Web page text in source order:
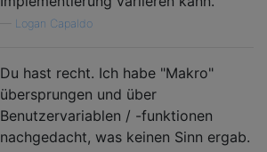
Logan Capaldo
Du hast recht. Ich habe "Makro"
übersprungen und über
Benutzervariablen / -funktionen
nachgedacht, was keinen Sinn ergab.